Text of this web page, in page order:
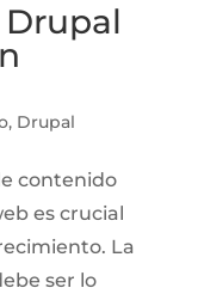
, Drupal
contenido
es crucial
La
ser lo